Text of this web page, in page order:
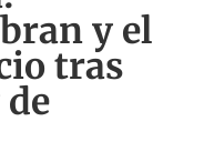
y el
tras